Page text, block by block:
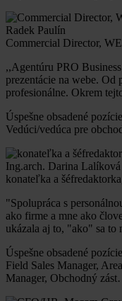
Radek Paulín
Commercial Director,
,,Agentúru PRO
prezentácie na webe. Od
profesionálne. Okrem
Úspešne obsadené
Vedúci/vedúca pre
Ing.arch. Darina Lalíková
konateľka a
"Spolupráca s
ako firme a mne ako
ukázala aj to, "ako" sa
Úspešne obsadené
Field Sales Manager,
Manager, Obchodný